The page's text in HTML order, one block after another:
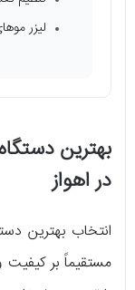
لیزر
بهترین
در اهواز
انتخاب بهترین
مستقیماً بر